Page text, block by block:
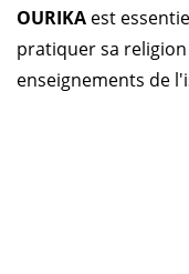
OURIKA est
pratiquer sa
enseignements de